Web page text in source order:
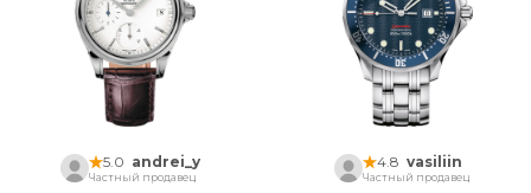
5.0 andrei_y
Частный продавец
4.8 vasiliin
Частный продавец